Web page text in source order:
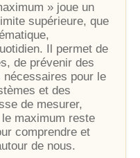
» joue un
supérieure, que
Il permet de
de prévenir des
pour le
et des
de mesurer,
maximum reste
comprendre et
de nous.